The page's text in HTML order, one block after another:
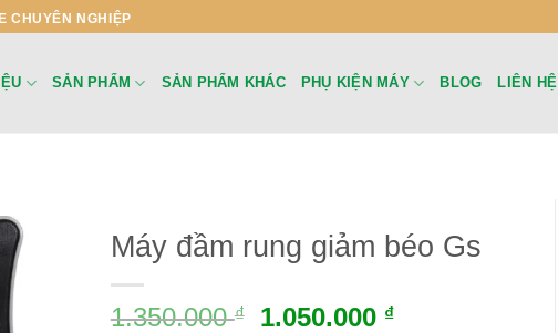
CHUYÊN NGHIỆP
SẢN PHẨM SẢN PHẨM KHÁC PHỤ KIỆN MÁY BLOG LIÊN HỆ
Máy đầm rung giảm béo Gs
1.350.000₫ 1.050.000 ₫